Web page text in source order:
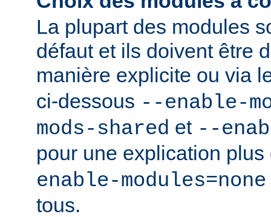
La plupart des modules
défaut et ils doivent être
manière explicite ou via
ci-dessous --enable-
mods-shared et --
pour une explication
enable-modules=none
tous.